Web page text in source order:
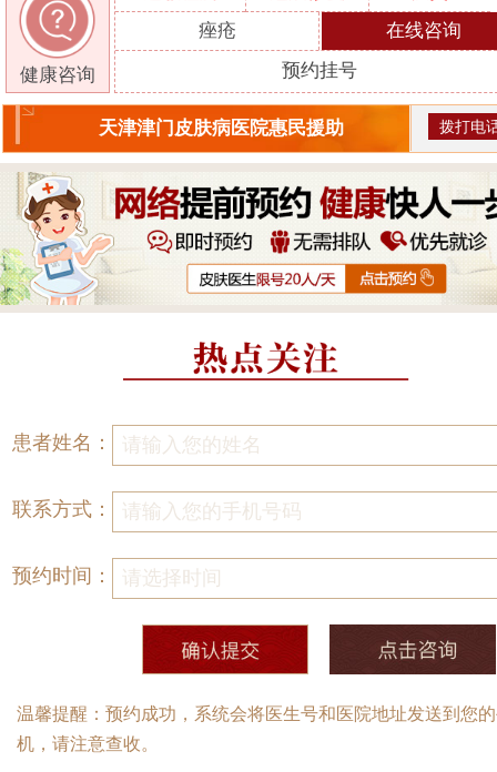
健康咨询
痤疮
在线咨询
预约挂号
天津津门皮肤病医院惠民援助 拨打电
患者姓名：
联系方式：
预约时间：
温馨提醒：预约成功，系统会将医生号和医院地址发送到您
机，请注意查收。